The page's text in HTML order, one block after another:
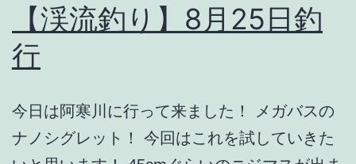
【渓流釣り】8月25日釣
行
今日は阿寒川に行って来ました！ メガバスの
ナノシグレット！ 今回はこれを試していきた